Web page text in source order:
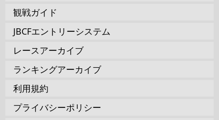
観戦ガイド
JBCFエントリーシステム
レースアーカイブ
ランキングアーカイブ
利用規約
プライバシーポリシー